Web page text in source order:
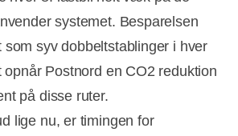
systemet. Besparelsen
som syv dobbeltstablinger i hver
opnår Postnord en CO2 reduktion
på disse ruter.
lige nu, er timingen for